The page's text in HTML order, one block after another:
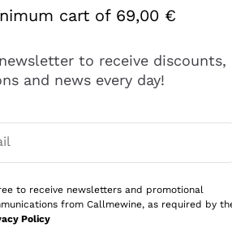
un ampio range di prezzo. Le
cart of 69,00 €
to receive discounts,
and news every day!
to receive newsletters and promotional
from Callmewine, as required by
Policy